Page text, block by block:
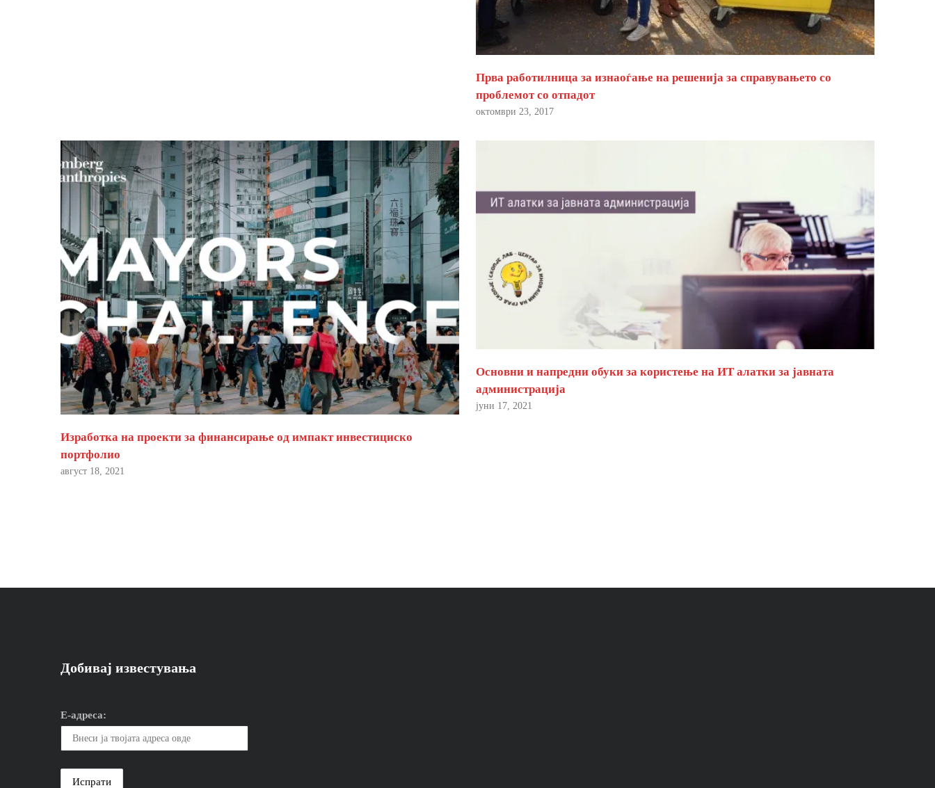
Прва работилница за изнаоѓање на решенија за справувањето со
проблемот со отпадот
октомври 23, 2017
Изработка на проекти за финансирање од импакт инвестициско
портфолио
август 18, 2021
Основни и напредни обуки за користење на ИТ алатки за јавната
администрација
јуни 17, 2021
Добивај известувања
Е-адреса: